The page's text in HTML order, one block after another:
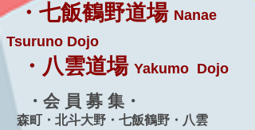
・七飯鶴野道場 Nanae
Tsuruno Dojo
・八雲道場 Yakumo Dojo
・会 員 募 集・
森町・北斗大野・七飯鶴野・八雲